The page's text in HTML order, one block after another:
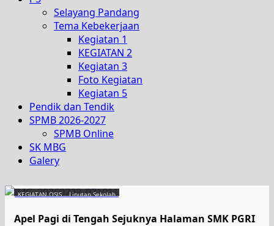
Selayang Pandang
Tema Kebekerjaan
Kegiatan 1
KEGIATAN 2
Kegiatan 3
Foto Kegiatan
Kegiatan 5
Pendik dan Tendik
SPMB 2026-2027
SPMB Online
SK MBG
Galery
KEGIATAN OSIS Liputan Sekolah
Apel Pagi di Tengah Sejuknya Halaman SMK PGRI